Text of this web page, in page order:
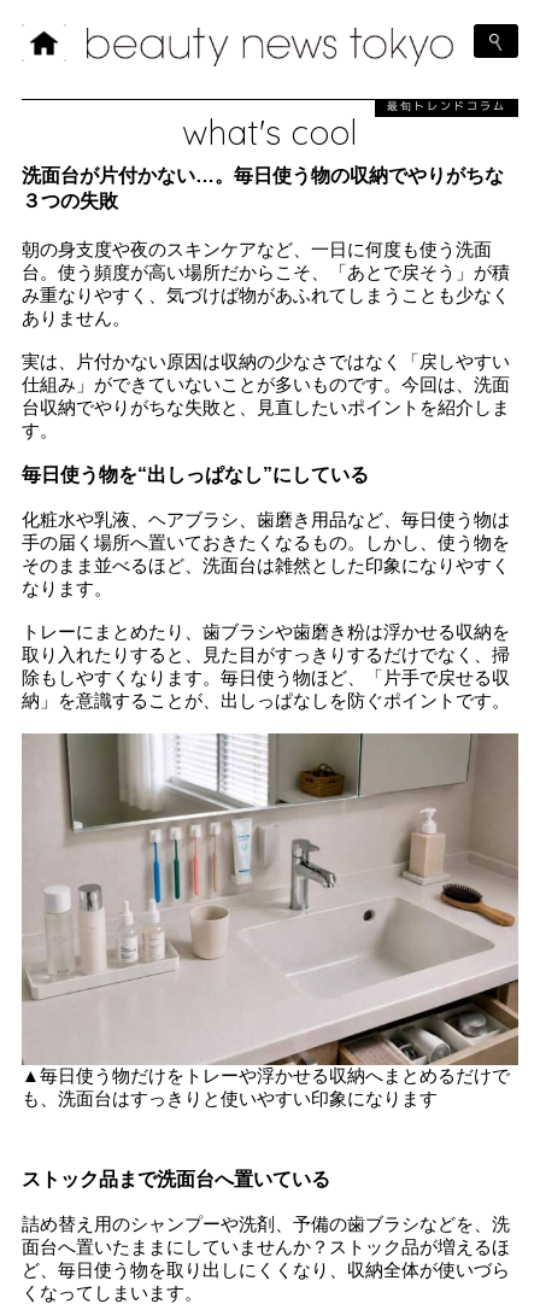
what's cool
最旬トレンドコラム
洗面台が片付かない…。毎日使う物の収納でやりがちな
３つの失敗
朝の身支度や夜のスキンケアなど、一日に何度も使う洗面
台。使う頻度が高い場所だからこそ、「あとで戻そう」が積
み重なりやすく、気づけば物があふれてしまうことも少なく
ありません。
実は、片付かない原因は収納の少なさではなく「戻しやすい
仕組み」ができていないことが多いものです。今回は、洗面
台収納でやりがちな失敗と、見直したいポイントを紹介しま
す。
毎日使う物を“出しっぱなし”にしている
化粧水や乳液、ヘアブラシ、歯磨き用品など、毎日使う物は
手の届く場所へ置いておきたくなるもの。しかし、使う物を
そのまま並べるほど、洗面台は雑然とした印象になりやすく
なります。
トレーにまとめたり、歯ブラシや歯磨き粉は浮かせる収納を
取り入れたりすると、見た目がすっきりするだけでなく、掃
除もしやすくなります。毎日使う物ほど、「片手で戻せる収
納」を意識することが、出しっぱなしを防ぐポイントです。
▲毎日使う物だけをトレーや浮かせる収納へまとめるだけで
も、洗面台はすっきりと使いやすい印象になります
ストック品まで洗面台へ置いている
詰め替え用のシャンプーや洗剤、予備の歯ブラシなどを、洗
面台へ置いたままにしていませんか？ストック品が増えるほ
ど、毎日使う物を取り出しにくくなり、収納全体が使いづら
くなってしまいます。